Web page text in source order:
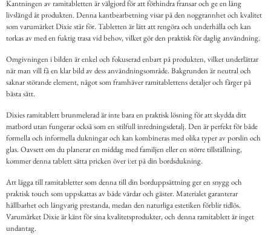
Kantningen av ramitabletten är välgjord för att förhindra fransar och ge en lång
livslängd åt produkten. Denna kantbearbetning visar på den noggrannhet och kvalitet
som varumärket Dixie står för. Tabletten är lätt att rengöra och underhålla och kan
torkas av med en fuktig trasa vid behov, vilket gör den praktisk för daglig användning.
Omgivningen i bilden är enkel och fokuserad enbart på produkten, vilket underlättar
när man vill få en klar bild av dess användningsområde. Bakgrunden är neutral och
saknar störande element, något som framhäver ramitablettens detaljer och färger på
bästa sätt.
Dixies ramitablett brunmelerad är inte bara en praktisk lösning för att skydda ditt
matbord utan fungerar också som en stilfull inredningsdetalj. Den är perfekt för både
formella och informella dukningar och kan kombineras med olika typer av porslin och
glas. Oavsett om du planerar en middag med familjen eller en större tillställning,
kommer denna tablett sätta pricken över i:et på din bordsdukning.
Att lägga till ramitabletter som denna till din borduppsättning ger en snygg och
praktisk touch som uppskattas av både värdar och gäster. Materialet garanterar
hållbarhet och långvarig prestanda, medan den naturliga estetiken förblir tidlös.
Varumärket Dixie är känt för sina kvalitetsprodukter, och denna ramitablett är inget
undantag.